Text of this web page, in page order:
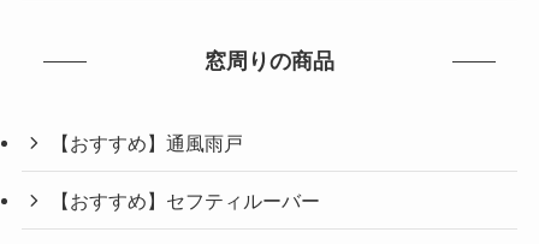
窓周りの商品
【おすすめ】通風雨戸
【おすすめ】セフティルーバー